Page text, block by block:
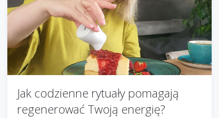
Jak codzienne rytuały pomagają
regenerować Twoją energię?